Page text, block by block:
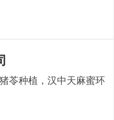
苓种植，汉中天麻蜜环